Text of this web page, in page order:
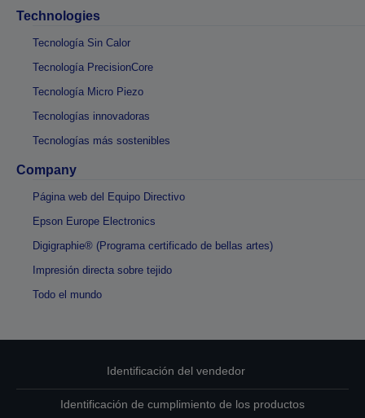
Technologies
Tecnología Sin Calor
Tecnología PrecisionCore
Tecnología Micro Piezo
Tecnologías innovadoras
Tecnologías más sostenibles
Company
Página web del Equipo Directivo
Epson Europe Electronics
Digigraphie® (Programa certificado de bellas artes)
Impresión directa sobre tejido
Todo el mundo
Identificación del vendedor
Identificación de cumplimiento de los productos